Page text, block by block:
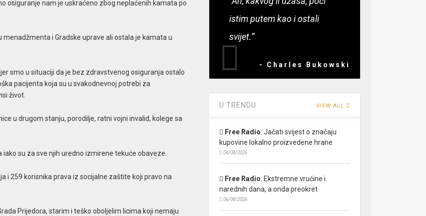
osiguranje nam je uskraćeno zbog neplaćenih kamata po
i Gradske uprave ali ostala je kamata u
smo u situaciji da je bez zdravstvenog osiguranja ostalo
pacijenta koja su u svakodnevnoj potrebi za
život.
u drugom stanju, porodilje, ratni vojni invalid, kolege sa
su za sve njih uredno izmirene tekuće obaveze.
i 259 korisnika prava iz socijalne zaštite koji pravo na
Prijedora, starim i teško oboljelim licima koji nemaju
istim putem kao i ostali
svijet.”
- Charles Bukowski
U TRENDU VIEW ALL
Free Radio: Jačati svijest o značaju
kupovine lokalno proizvedene hrane
06/08/2026
Free Radio: Ekstremne vrućine i
narednih dana, a onda preokret
06/08/2026